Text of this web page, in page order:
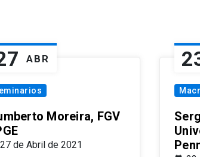
ABR
Moreira, FGV
27 de Abril de 2021